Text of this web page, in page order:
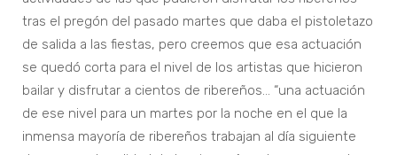
tras el pregón del pasado martes que daba el pistoletazo
de salida a las fiestas, pero creemos que esa actuación
se quedó corta para el nivel de los artistas que hicieron
bailar y disfrutar a cientos de ribereños… “una actuación
de ese nivel para un martes por la noche en el que la
inmensa mayoría de ribereños trabajan al día siguiente